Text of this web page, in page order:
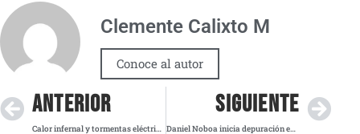
Clemente Calixto M
Conoce al autor
ANTERIOR
Calor infernal y tormentas eléctricas: lo que traerá el clima este 25 de julio
SIGUIENTE
Daniel Noboa inicia depuración estatal con despidos y reorganización ministerial